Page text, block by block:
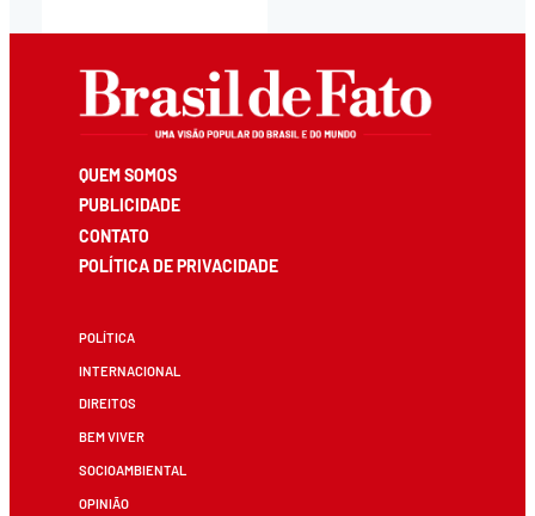
QUEM SOMOS
PUBLICIDADE
CONTATO
POLÍTICA DE PRIVACIDADE
POLÍTICA
INTERNACIONAL
DIREITOS
BEM VIVER
SOCIOAMBIENTAL
OPINIÃO